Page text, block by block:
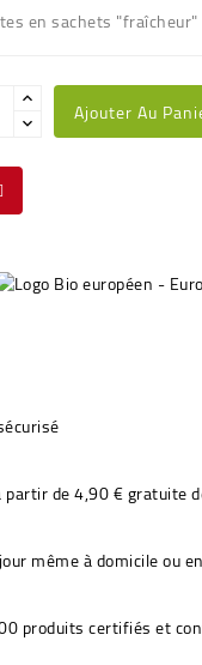
en sachets "fraîcheur"
Ajouter Au
partir de 4,90 € gratuite
même à domicile ou
produits certifiés et